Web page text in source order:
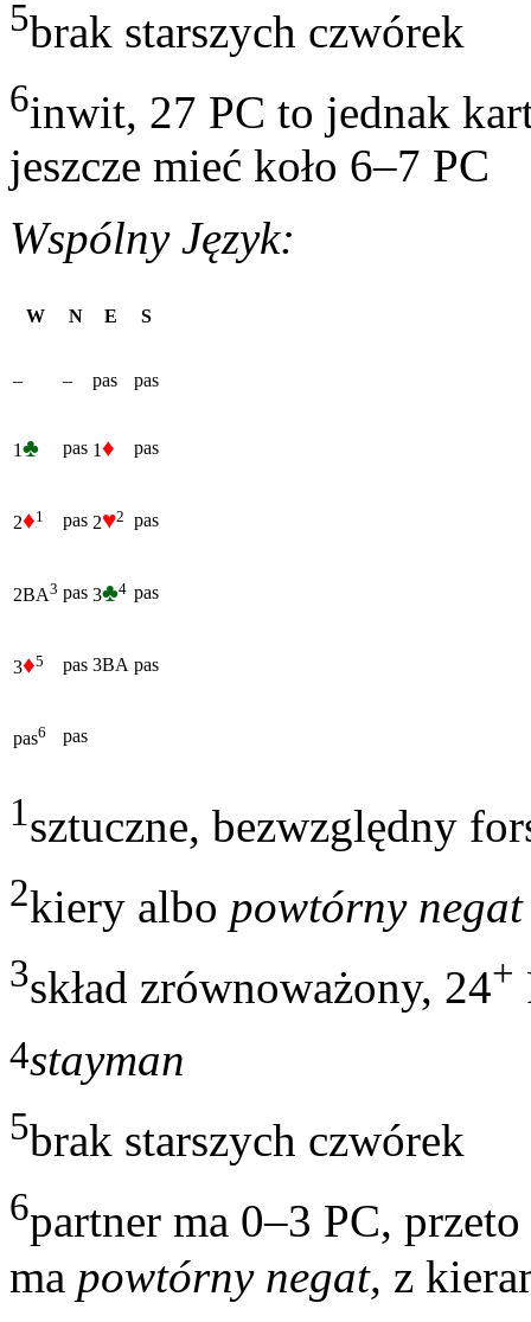
5brak starszych czwórek
6inwit, 27 PC to jednak
jeszcze mieć koło 6–7 PC
Wspólny Język:
W N E S
– – pas pas
1♣ pas 1♦ pas
2♦1 pas 2♥2 pas
2BA3 pas 3♣4 pas
3♦5 pas 3BA pas
pas6 pas
1sztuczne, bezwzględny
2kiery albo powtórny negat
3skład zrównoważony, 24+
4stayman
5brak starszych czwórek
6partner ma 0–3 PC,
ma powtórny negat, z